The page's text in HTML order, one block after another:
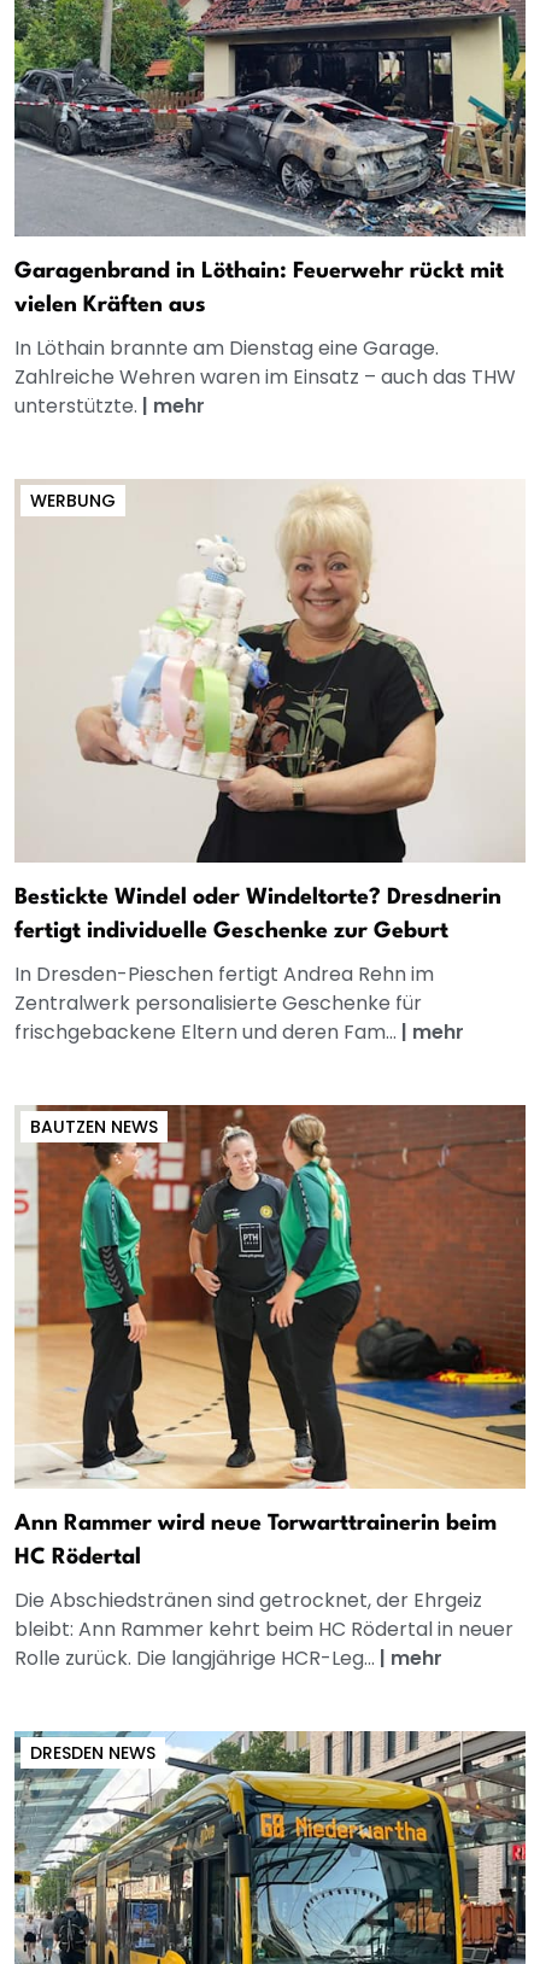
Garagenbrand in Löthain: Feuerwehr rückt mit
vielen Kräften aus
In Löthain brannte am Dienstag eine Garage.
Zahlreiche Wehren waren im Einsatz – auch das THW
unterstützte. | mehr
WERBUNG
Bestickte Windel oder Windeltorte? Dresdnerin
fertigt individuelle Geschenke zur Geburt
In Dresden-Pieschen fertigt Andrea Rehn im
Zentralwerk personalisierte Geschenke für
frischgebackene Eltern und deren Fam... | mehr
BAUTZEN NEWS
Ann Rammer wird neue Torwarttrainerin beim
HC Rödertal
Die Abschiedstränen sind getrocknet, der Ehrgeiz
bleibt: Ann Rammer kehrt beim HC Rödertal in neuer
Rolle zurück. Die langjährige HCR-Leg... | mehr
DRESDEN NEWS